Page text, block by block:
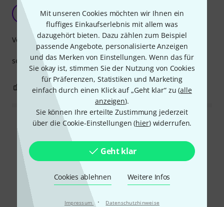
Mit unseren Cookies möchten wir Ihnen ein
fluffiges Einkaufserlebnis mit allem was
dazugehört bieten. Dazu zählen zum Beispiel
passende Angebote, personalisierte Anzeigen
und das Merken von Einstellungen. Wenn das für
Sie okay ist, stimmen Sie der Nutzung von Cookies
für Präferenzen, Statistiken und Marketing
einfach durch einen Klick auf „Geht klar“ zu (alle
anzeigen).
Sie können Ihre erteilte Zustimmung jederzeit
über die Cookie-Einstellungen (hier) widerrufen.
Geht klar
Cookies ablehnen Weitere Infos
Impressum · Datenschutzhinweise
gute Verarbeitung, aber etwas teuer
jw4949 26.01.2021
sehr guter sandbag, allerdings ist der preis etwas zu hoch
Verarbeitung
0 BEWERTUNG MELDEN
Alle Bewertungen lesen
Schon gewusst?
Alle